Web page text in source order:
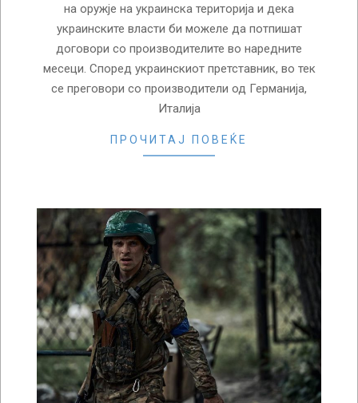
на оружје на украинска територија и дека
украинските власти би можеле да потпишат
договори со производителите во наредните
месеци. Според украинскиот претставник, во тек
се преговори со производители од Германија,
Италија
ПРОЧИТАЈ ПОВЕЌЕ